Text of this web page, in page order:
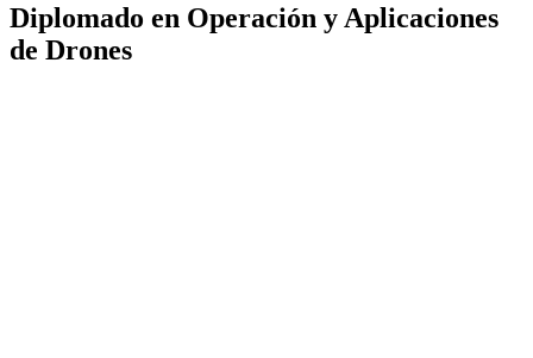
Diplomado en Operación y Aplicaciones
de Drones